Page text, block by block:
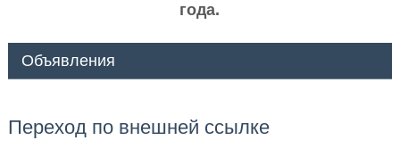
года.
Объявления
Переход по внешней ссылке